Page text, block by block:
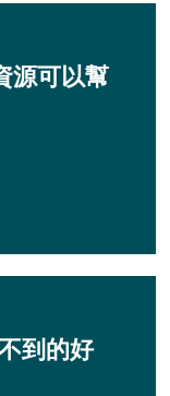
源可以幫
到的好